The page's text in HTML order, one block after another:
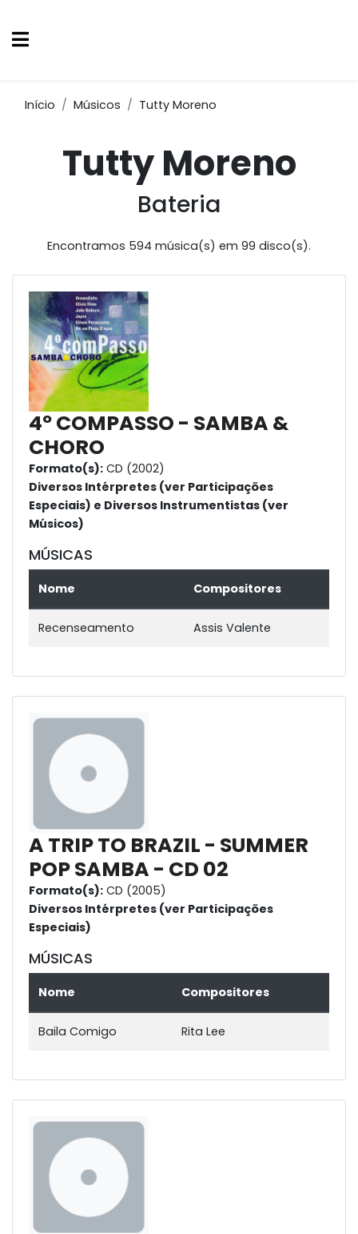
Início Músicos Tutty Moreno
Tutty Moreno
Bateria
Encontramos 594 música(s) em 99 disco(s).
4º COMPASSO - SAMBA &
CHORO
Formato(s): CD (2002)
Diversos Intérpretes (ver Participações
Especiais) e Diversos Instrumentistas (ver
Músicos)
MÚSICAS
Nome Compositores
Recenseamento Assis Valente
A TRIP TO BRAZIL - SUMMER
POP SAMBA - CD 02
Formato(s): CD (2005)
Diversos Intérpretes (ver Participações
Especiais)
MÚSICAS
Nome Compositores
Baila Comigo Rita Lee